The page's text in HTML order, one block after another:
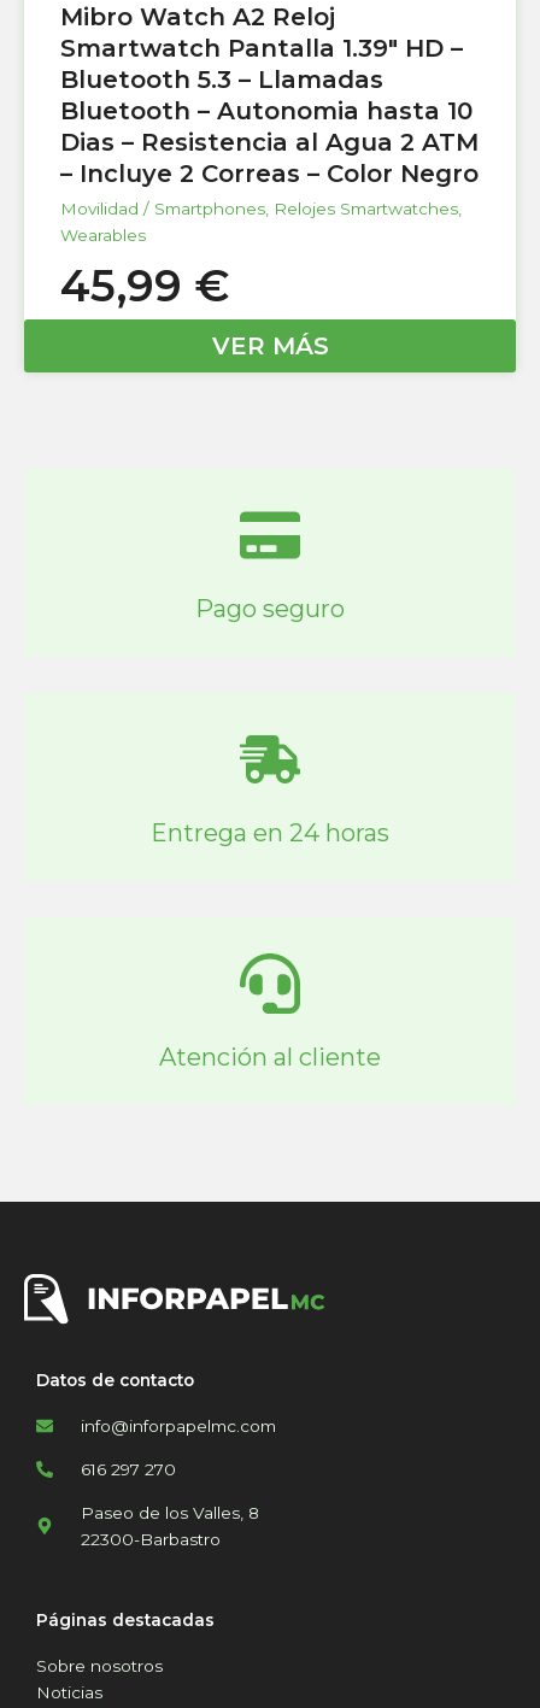
Mibro Watch A2 Reloj
Smartwatch Pantalla 1.39″ HD –
Bluetooth 5.3 – Llamadas
Bluetooth – Autonomia hasta 10
Dias – Resistencia al Agua 2 ATM
– Incluye 2 Correas – Color Negro
Movilidad / Smartphones Relojes Smartwatches
Wearables
45,99 €
VER MÁS
Pago seguro
Entrega en 24 horas
Atención al cliente
Datos de contacto
info@inforpapelmc.com
616 297 270
Paseo de los Valles, 8
22300-Barbastro
Páginas destacadas
Sobre nosotros
Noticias